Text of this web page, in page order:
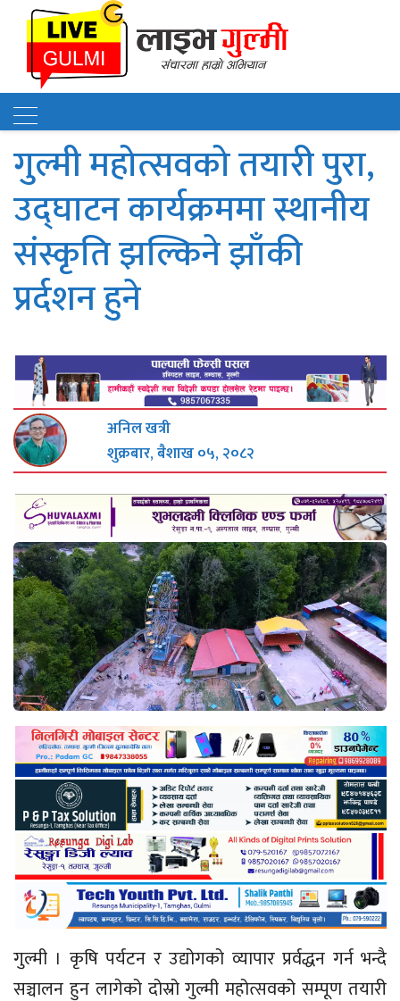
गुल्मी महोत्सवको तयारी पुरा,
उद्घाटन कार्यक्रममा स्थानीय
संस्कृति झल्किने झाँकी
प्रर्दशन हुने
अनिल खत्री
शुक्रबार, बैशाख ०५, २०८२
गुल्मी । कृषि पर्यटन र उद्योगको व्यापार प्रर्वद्धन गर्न भन्दै
सञ्चालन हुन लागेको दोस्रो गुल्मी महोत्सवको सम्पूण तयारी